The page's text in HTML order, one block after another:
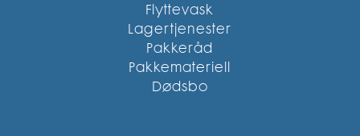
Flyttevask
Lagertjenester
Pakkeråd
Pakkemateriell
Dødsbo